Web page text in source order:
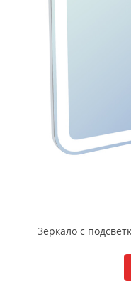
Зеркало с